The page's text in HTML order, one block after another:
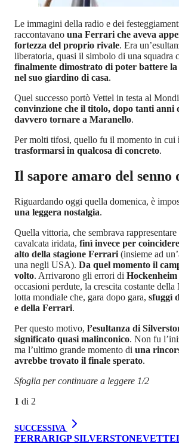
Le immagini della radio e dei
raccontavano una Ferrari che aveva
fortezza del proprio rivale. Era
liberatoria, quasi il simbolo di una squadra
finalmente dimostrato di poter battere la
nel suo giardino di casa.
Quel successo portò Vettel in testa al
convinzione che il titolo, dopo tanti anni
davvero tornare a Maranello.
Per molti tifosi, quello fu il momento in cui
trasformarsi in qualcosa di concreto.
Il sapore amaro del senno
Riguardando oggi quella domenica, è
una leggera nostalgia.
Quella vittoria, che sembrava
cavalcata iridata, finì invece per
alto della stagione Ferrari (insieme ad
una negli USA). Da quel momento il
volto. Arrivarono gli errori di Hockenheim
occasioni perdute, la crescita costante della
lotta mondiale che, gara dopo gara, sfuggì
e della Ferrari.
Per questo motivo, l’esultanza di
significato quasi malinconico. Non fu
ma l’ultimo grande momento di una
avrebbe trovato il finale sperato.
Sfoglia per continuare a leggere 1/2
1 di 2
SUCCESSIVA
FERRARIGP SILVERSTONE